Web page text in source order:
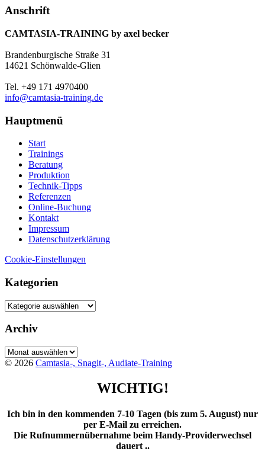
Anschrift
CAMTASIA-TRAINING by axel becker
Brandenburgische Straße 31
14621 Schönwalde-Glien
Tel. +49 171 4970400
info@camtasia-training.de
Hauptmenü
Start
Trainings
Beratung
Produktion
Technik-Tipps
Referenzen
Online-Buchung
Kontakt
Impressum
Datenschutzerklärung
Cookie-Einstellungen
Kategorien
Kategorien
Archiv
Archiv
© 2026 Camtasia-, Snagit-, Audiate-Training
WICHTIG!
Ich bin in den kommenden 7-10 Tagen (bis zum 5. August) nur
per E-Mail zu erreichen.
Die Rufnummernübernahme beim Handy-Providerwechsel
dauert ..